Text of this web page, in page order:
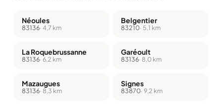
Néoules
83136· 4,7 km
Belgentier
83210· 5,1 km
La Roquebrussanne
83136· 6,2 km
Garéoult
83136· 8,0 km
Mazaugues
83136· 8,3 km
Signes
83870· 9,2 km